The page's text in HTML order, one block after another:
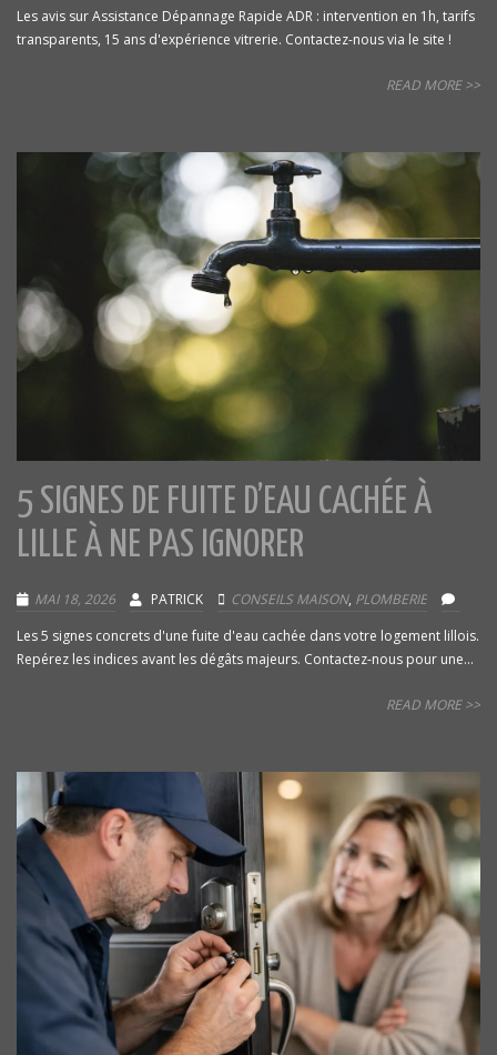
Les avis sur Assistance Dépannage Rapide ADR : intervention en 1h, tarifs
transparents, 15 ans d'expérience vitrerie. Contactez-nous via le site !
READ MORE >>
5 SIGNES DE FUITE D’EAU CACHÉE À
LILLE À NE PAS IGNORER
MAI 18, 2026 PATRICK CONSEILS MAISON, PLOMBERIE
Les 5 signes concrets d'une fuite d'eau cachée dans votre logement lillois.
Repérez les indices avant les dégâts majeurs. Contactez-nous pour une...
READ MORE >>